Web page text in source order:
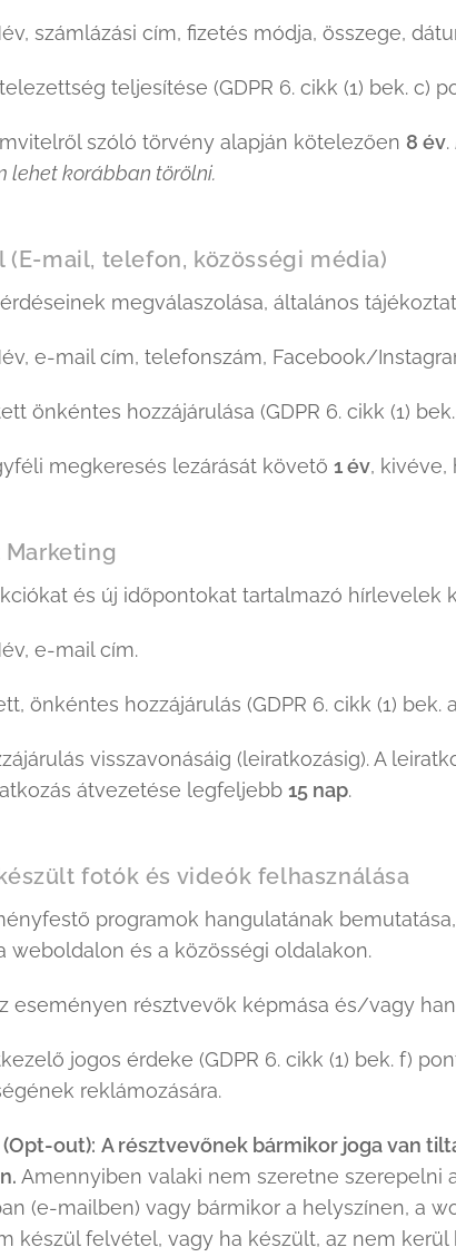
számlázási cím, fizetés módja, összege,
teljesítése (GDPR 6. cikk (1) bek. c)
szóló törvény alapján kötelezően 8 év.
lehet korábban törölni.
mail, telefon, közösségi média)
megválaszolása, általános
e-mail cím, telefonszám, Facebook/
önkéntes hozzájárulása (GDPR 6. cikk (1)
megkeresés lezárását követő 1 év, kivéve,
és új időpontokat tartalmazó hírlevelek
e-mail cím.
önkéntes hozzájárulás (GDPR 6. cikk (1) bek.
visszavonásáig (leiratkozásig). A
átvezetése legfeljebb 15 nap.
fotók és videók felhasználása
programok hangulatának
weboldalon és a közösségi oldalakon.
eseményen résztvevők képmása és/vagy
jogos érdeke (GDPR 6. cikk (1) bek. f)
reklámozására.
out): A résztvevőnek bármikor joga van
Amennyiben valaki nem szeretne szerepelni
(e-mailben) vagy bármikor a helyszínen, a
készül felvétel, vagy ha készült, az nem